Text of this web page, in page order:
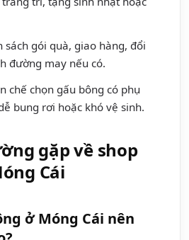
sách gói quà, giao hàng, đổi
đường may nếu có.
chế chọn gấu bông có phụ
bung rơi hoặc khó vệ sinh.
gặp về shop
Cái
ở Móng Cái nên